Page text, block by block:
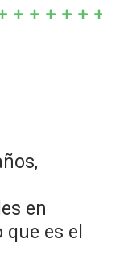
en
es el